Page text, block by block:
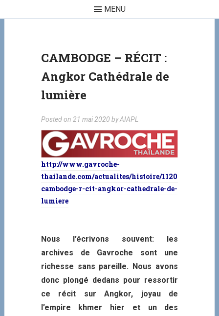
MENU
CAMBODGE – RÉCIT :
Angkor Cathédrale de
lumière
Posted on 21 mai 2020 byAIAPL
http://www.gavroche-
thailande.com/actualites/histoire/112085-
cambodge-r-cit-angkor-cathedrale-de-
lumiere
Nous l’écrivons souvent: les
archives de Gavroche sont une
richesse sans pareille. Nous avons
donc plongé dedans pour ressortir
ce récit sur Angkor, joyau de
l’empire khmer hier et un des